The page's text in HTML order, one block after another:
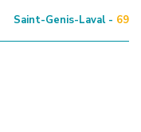
Saint-Genis-Laval - 69